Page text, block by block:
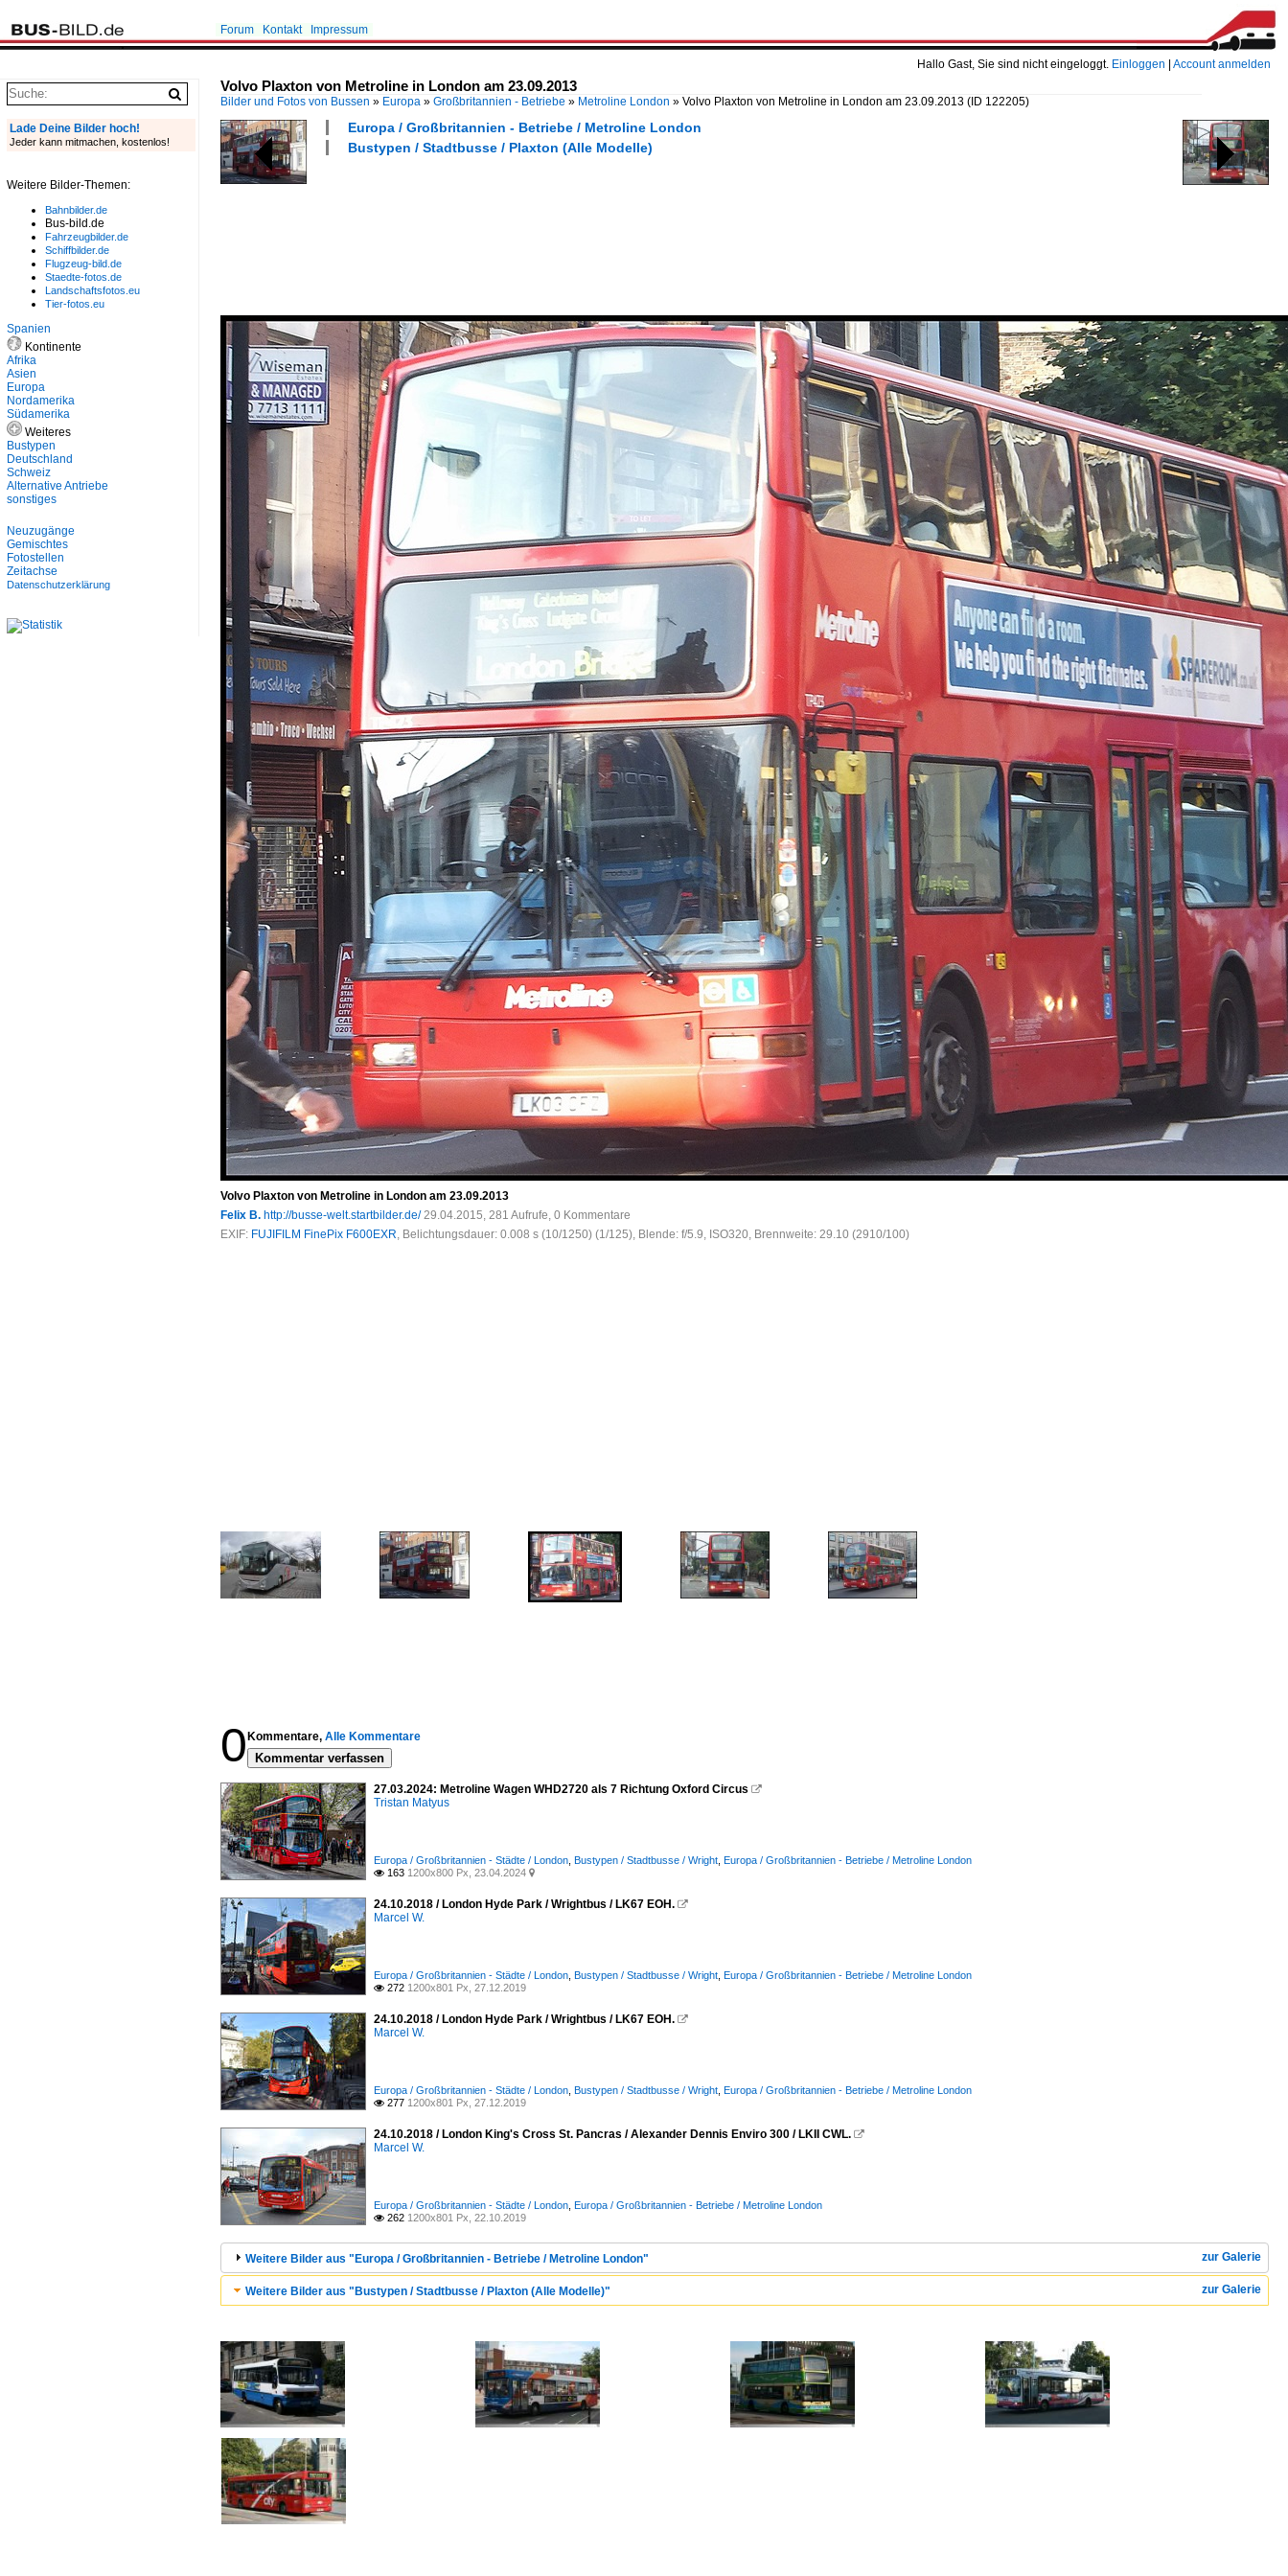
Hallo Gast, Sie sind nicht eingeloggt. Einloggen Account anmelden
Forum Kontakt Impressum
Volvo Plaxton von Metroline in London am 23.09.2013
Bilder und Fotos von Bussen » Europa » Großbritannien - Betriebe » Metroline London » Volvo Plaxton von Metroline in London am 23.09.2013 (ID 122205)
Europa / Großbritannien - Betriebe / Metroline London
Bustypen / Stadtbusse / Plaxton (Alle Modelle)
Volvo Plaxton von Metroline in London am 23.09.2013
Felix B. http://busse-welt.startbilder.de/ 29.04.2015, 281 Aufrufe, 0 Kommentare
EXIF: FUJIFILM FinePix F600EXR, Belichtungsdauer: 0.008 s (10/1250) (1/125), Blende: f/5.9, ISO320, Brennweite: 29.10 (2910/100)
0 Kommentare, Alle Kommentare
Kommentar verfassen
27.03.2024: Metroline Wagen WHD2720 als 7 Richtung Oxford Circus 
Tristan Matyus
Europa / Großbritannien - Städte / London Bustypen / Stadtbusse / Wright Europa / Großbritannien - Betriebe / Metroline London
 163 1200x800 Px, 23.04.2024 
24.10.2018 / London Hyde Park / Wrightbus / LK67 EOH. 
Marcel W.
Europa / Großbritannien - Städte / London Bustypen / Stadtbusse / Wright Europa / Großbritannien - Betriebe / Metroline London
 272 1200x801 Px, 27.12.2019
24.10.2018 / London Hyde Park / Wrightbus / LK67 EOH. 
Marcel W.
Europa / Großbritannien - Städte / London Bustypen / Stadtbusse / Wright Europa / Großbritannien - Betriebe / Metroline London
 277 1200x801 Px, 27.12.2019
24.10.2018 / London King's Cross St. Pancras / Alexander Dennis Enviro 300 / LKII CWL. 
Marcel W.
Europa / Großbritannien - Städte / London Europa / Großbritannien - Betriebe / Metroline London
 262 1200x801 Px, 22.10.2019
zur Galerie
Weitere Bilder aus "Europa / Großbritannien - Betriebe / Metroline London"
zur Galerie
Weitere Bilder aus "Bustypen / Stadtbusse / Plaxton (Alle Modelle)"
Lade Deine Bilder hoch!
Jeder kann mitmachen, kostenlos!
Weitere Bilder-Themen:
Bahnbilder.de
Bus-bild.de
Fahrzeugbilder.de
Schiffbilder.de
Flugzeug-bild.de
Staedte-fotos.de
Landschaftsfotos.eu
Tier-fotos.eu
Spanien
Kontinente
Afrika
Asien
Europa
Nordamerika
Südamerika
Weiteres
Bustypen
Deutschland
Schweiz
Alternative Antriebe
sonstiges
Neuzugänge
Gemischtes
Fotostellen
Zeitachse
Datenschutzerklärung